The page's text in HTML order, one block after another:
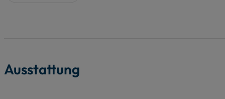
Einzigartige Freizeitmöglichkeiten
Ausstattung